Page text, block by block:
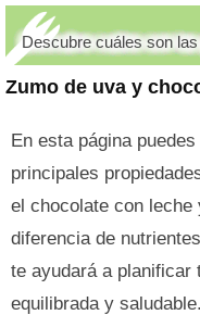
Descubre cuáles son
En esta página
principales
el chocolate con
diferencia de
te ayudará a planificar
equilibrada y saludable.